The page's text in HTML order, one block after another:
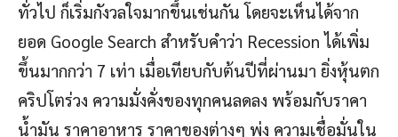
ทั่วไป ก็เริ่มกังวลใจมากขึ้นเช่นกัน โดยจะเห็นได้จาก
ยอด Google Search สำหรับคำว่า Recession ได้เพิ่ม
ขึ้นมากกว่า 7 เท่า เมื่อเทียบกับต้นปีที่ผ่านมา ยิ่งหุ้นตก
คริปโตร่วง ความมั่งคั่งของทุกคนลดลง พร้อมกับราคา
น้ำมัน ราคาอาหาร ราคาของต่างๆ พุ่ง ความเชื่อมั่นใน